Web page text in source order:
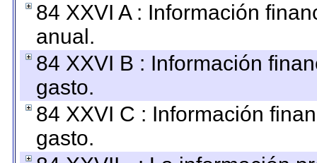
84 XXVI A : Información
anual.
84 XXVI B : Información
gasto.
84 XXVI C : Información
gasto.